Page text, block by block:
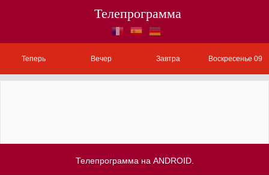
Телепрограмма
Теперь Вечер Завтра Воскресенье 09
Телепрограмма на ANDROID.